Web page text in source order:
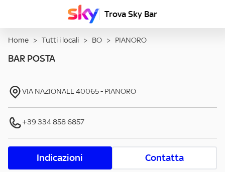
Trova Sky Bar
Home > Tutti i locali > BO > PIANORO
BAR POSTA
VIA NAZIONALE40065- PIANORO
+39 334 858 6857
Indicazioni Contatta